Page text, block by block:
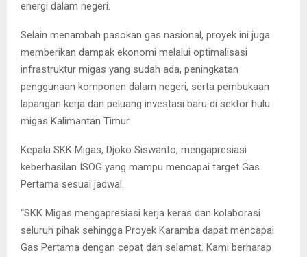
energi dalam negeri.
Selain menambah pasokan gas nasional, proyek ini juga
memberikan dampak ekonomi melalui optimalisasi
infrastruktur migas yang sudah ada, peningkatan
penggunaan komponen dalam negeri, serta pembukaan
lapangan kerja dan peluang investasi baru di sektor hulu
migas Kalimantan Timur.
Kepala SKK Migas, Djoko Siswanto, mengapresiasi
keberhasilan ISOG yang mampu mencapai target Gas
Pertama sesuai jadwal.
“SKK Migas mengapresiasi kerja keras dan kolaborasi
seluruh pihak sehingga Proyek Karamba dapat mencapai
Gas Pertama dengan cepat dan selamat. Kami berharap